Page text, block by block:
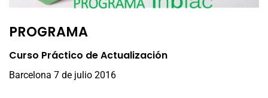
PROGRAMA
Curso Práctico de Actualización
Barcelona 7 de julio 2016